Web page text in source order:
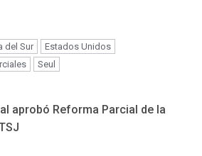
del Sur
Estados Unidos
Seul
aprobó Reforma Parcial de la